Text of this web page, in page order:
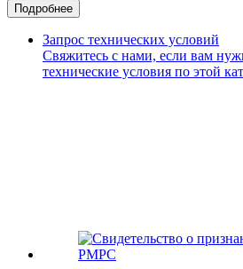
Подробнее
Запрос технических условий
Свяжитесь с нами, если вам
технические условия по этой